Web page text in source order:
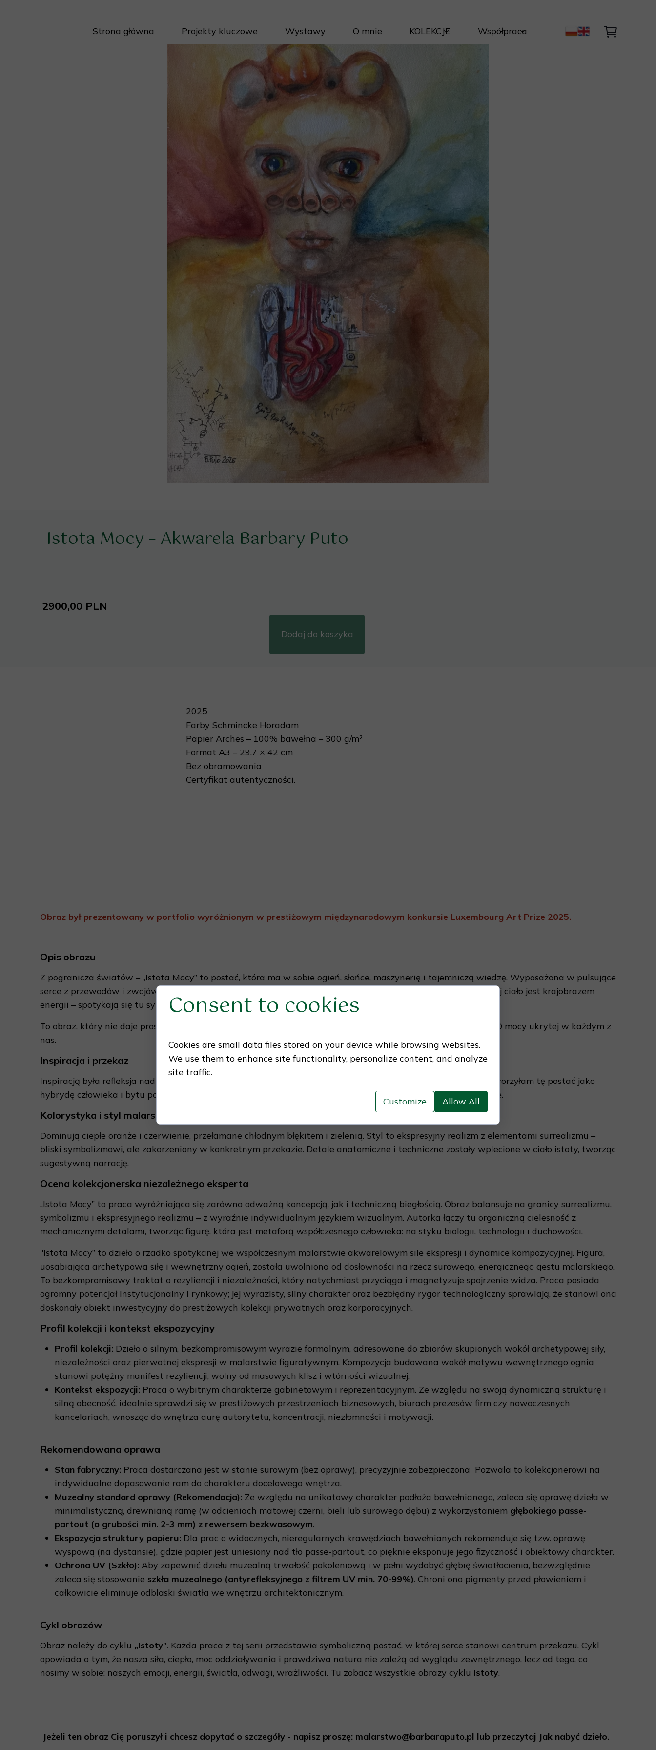
Strona główna Projekty kluczowe Wystawy O mnie
KOLEKCJE
Projekty Autorskie
Współpraca
Kontakt
Dodaj do koszyka
2900,00 PLN
Istota Mocy – Akwarela Barbary Puto
2025
Farby Schmincke Horadam
Papier Arches – 100% bawełna – 300 g/m²
Format A3 – 29,7 × 42 cm
Bez obramowania
Certyfikat autentyczności.
Jeżeli ten obraz Cię poruszył i chcesz dopytać o szczegóły - napisz proszę: malarstwo@barbaraputo.pl lub przeczytaj Jak nabyć dzieło.
Obraz był prezentowany w portfolio wyróżnionym w prestiżowym międzynarodowym konkursie Luxembourg Art Prize 2025.
Opis obrazu
Z pogranicza światów – „Istota Mocy” to postać, która ma w sobie ogień, słońce, maszynerię i tajemniczą wiedzę. Wyposażona w pulsujące
serce z przewodów i zwojów, patrzy przenikliwie i spokojnie, jakby wiedziała więcej niż człowiek może pojąć. Jej ciało jest krajobrazem
energii – spotykają się tu symbole nauki, techniki i intuicji.
To obraz, który nie daje prostych odpowiedzi. Jest opowieścią o mocy – tej, która tworzy, burzy i przekształca. O mocy ukrytej w każdym z
nas.
Inspiracja i przekaz
Inspiracją była refleksja nad tym, czym jest prawdziwa siła. Czy płynie z mięśni? Z wiedzy? A może z serca? Stworzyłam tę postać jako
hybrydę człowieka i bytu pozaludzkiego – istotę, która łączy to, co cielesne, z tym, co duchowe i technologiczne.
Kolorystyka i styl malarski
Dominują ciepłe oranże i czerwienie, przełamane chłodnym błękitem i zielenią. Styl to ekspresyjny realizm z elementami surrealizmu –
bliski symbolizmowi, ale zakorzeniony w konkretnym przekazie. Detale anatomiczne i techniczne zostały wplecione w ciało istoty, tworząc
sugestywną narrację.
Ocena kolekcjonerska niezależnego eksperta
„Istota Mocy” to praca wyróżniająca się zarówno odważną koncepcją, jak i techniczną biegłością. Obraz balansuje na granicy surrealizmu,
symbolizmu i ekspresyjnego realizmu – z wyraźnie indywidualnym językiem wizualnym. Autorka łączy tu organiczną cielesność z
mechanicznymi detalami, tworząc figurę, która jest metaforą współczesnego człowieka: na styku biologii, technologii i duchowości.
"Istota Mocy” to dzieło o rzadko spotykanej we współczesnym malarstwie akwarelowym sile ekspresji i dynamice kompozycyjnej. Figura,
uosabiająca archetypową siłę i wewnętrzny ogień, została uwolniona od dosłowności na rzecz surowego, energicznego gestu malarskiego.
To bezkompromisowy traktat o rezyliencji i niezależności, który natychmiast przyciąga i magnetyzuje spojrzenie widza. Praca posiada
ogromny potencjał instytucjonalny i rynkowy; jej wyrazisty, silny charakter oraz bezbłędny rygor technologiczny sprawiają, że stanowi ona
doskonały obiekt inwestycyjny do prestiżowych kolekcji prywatnych oraz korporacyjnych.
Profil kolekcji i kontekst ekspozycyjny
Profil kolekcji: Dzieło o silnym, bezkompromisowym wyrazie formalnym, adresowane do zbiorów skupionych wokół archetypowej siły,
niezależności oraz pierwotnej ekspresji w malarstwie figuratywnym. Kompozycja budowana wokół motywu wewnętrznego ognia
stanowi potężny manifest rezyliencji, wolny od masowych klisz i wtórności wizualnej.
Kontekst ekspozycji: Praca o wybitnym charakterze gabinetowym i reprezentacyjnym. Ze względu na swoją dynamiczną strukturę i
silną obecność, idealnie sprawdzi się w prestiżowych przestrzeniach biznesowych, biurach prezesów firm czy nowoczesnych
kancelariach, wnosząc do wnętrza aurę autorytetu, koncentracji, niezłomności i motywacji.
Rekomendowana oprawa
Stan fabryczny: Praca dostarczana jest w stanie surowym (bez oprawy), precyzyjnie zabezpieczona Pozwala to kolekcjonerowi na
indywidualne dopasowanie ram do charakteru docelowego wnętrza.
Muzealny standard oprawy (Rekomendacja): Ze względu na unikatowy charakter podłoża bawełnianego, zaleca się oprawę dzieła w
minimalistyczną, drewnianą ramę (w odcieniach matowej czerni, bieli lub surowego dębu) z wykorzystaniem głębokiego passe-
partout (o grubości min. 2-3 mm) z rewersem bezkwasowym.
Ekspozycja struktury papieru: Dla prac o widocznych, nieregularnych krawędziach bawełnianych rekomenduje się tzw. oprawę
wyspową (na dystansie), gdzie papier jest uniesiony nad tło passe-partout, co pięknie eksponuje jego fizyczność i obiektowy charakter.
Ochrona UV (Szkło): Aby zapewnić dziełu muzealną trwałość pokoleniową i w pełni wydobyć głębię światłocienia, bezwzględnie
zaleca się stosowanie szkła muzealnego (antyrefleksyjnego z filtrem UV min. 70-99%). Chroni ono pigmenty przed płowieniem i
całkowicie eliminuje odblaski światła we wnętrzu architektonicznym.
Cykl obrazów
Obraz należy do cyklu „Istoty”. Każda praca z tej serii przedstawia symboliczną postać, w której serce stanowi centrum przekazu. Cykl
opowiada o tym, że nasza siła, ciepło, moc oddziaływania i prawdziwa natura nie zależą od wyglądu zewnętrznego, lecz od tego, co
nosimy w sobie: naszych emocji, energii, światła, odwagi, wrażliwości. Tu zobacz wszystkie obrazy cyklu Istoty.
Consent to cookies
Cookies are small data files stored on your device while browsing websites.
We use them to enhance site functionality, personalize content, and analyze
site traffic.
Customize Allow All